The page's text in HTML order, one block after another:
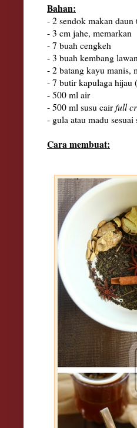
Bahan:
- 2 sendok makan daun
- 3 cm jahe, memarkan
- 7 buah cengkeh
- 3 buah kembang
- 2 batang kayu manis,
- 7 butir kapulaga hijau (
- 500 ml air
- 500 ml susu cairfull
- gula atau madu sesuai
Cara membuat: